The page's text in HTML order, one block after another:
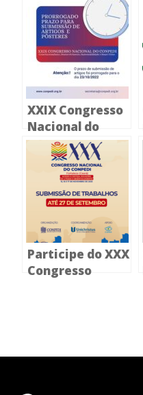
XXIX Congresso
Nacional do
CONPEDI tem
prazo de
submissão
prorrogado para
dia 23/10/2022
Participe do XXX
Congresso
somente até 27